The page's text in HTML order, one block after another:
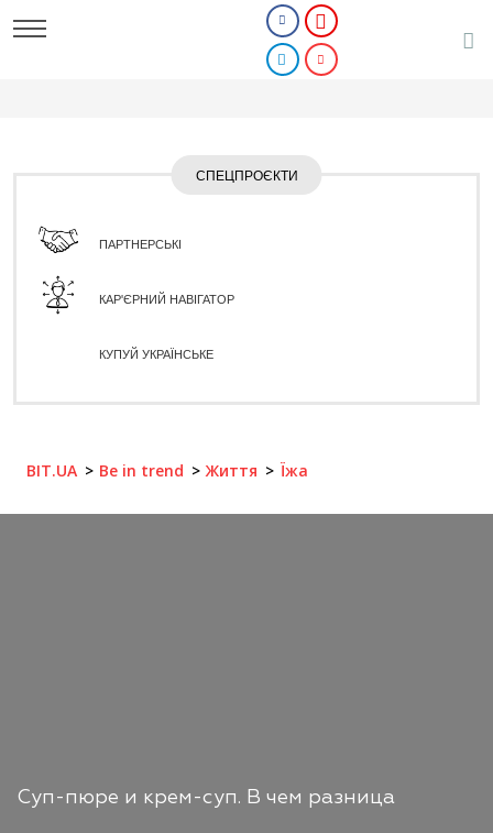
СПЕЦПРОЄКТИ
ПАРТНЕРСЬКІ
КАР'ЄРНИЙ НАВІГАТОР
КУПУЙ УКРАЇНСЬКЕ
BIT.UA Be in trend Життя Їжа
Суп-пюре и крем-суп. В чем разница